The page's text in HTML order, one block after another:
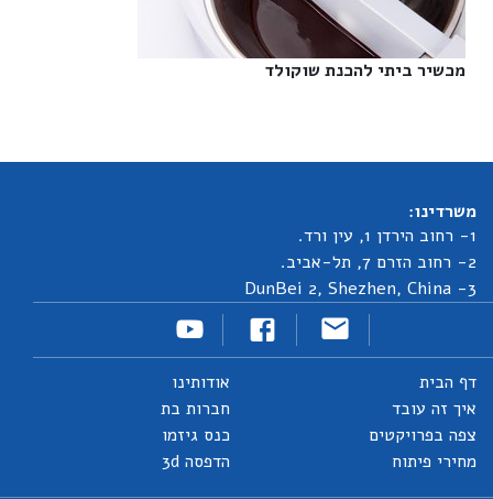
מכשיר ביתי להכנת שוקולד‎
משרדינו:
1- רחוב הירדן 1, עין ורד.
2- רחוב הזרם 7, תל-אביב.
3- DunBei 2, Shezhen, China
דף הבית
איך זה עובד
צפה בפרויקטים
מחירי פיתוח
אודותינו
חברות בת
כנס גיזמו
הדפסה 3d